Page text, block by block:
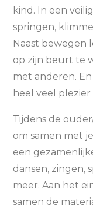
kind. In een
springen,
Naast bewegen
op zijn beurt te
met anderen.
heel veel
Tijdens de
om samen met
een
dansen, zingen,
meer. Aan het
samen de